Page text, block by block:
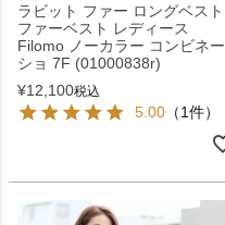
ラビット ファー ロングベスト
ファーベスト レディース
Filomo ノーカラー コンビネー
ショ 7F (01000838r)
¥12,100税込
5.00 （1件）